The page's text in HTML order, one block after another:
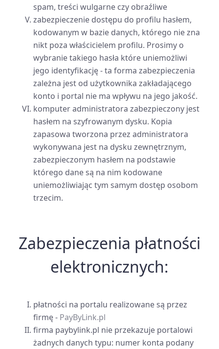
spam, treści wulgarne czy obraźliwe
zabezpieczenie dostępu do profilu hasłem,
kodowanym w bazie danych, którego nie zna
nikt poza właścicielem profilu. Prosimy o
wybranie takiego hasła które uniemożliwi
jego identyfikację - ta forma zabezpieczenia
zależna jest od użytkownika zakładającego
konto i portal nie ma wpływu na jego jakość.
komputer administratora zabezpieczony jest
hasłem na szyfrowanym dysku. Kopia
zapasowa tworzona przez administratora
wykonywana jest na dysku zewnętrznym,
zabezpieczonym hasłem na podstawie
którego dane są na nim kodowane
uniemożliwiając tym samym dostęp osobom
trzecim.
Zabezpieczenia płatności
elektronicznych:
płatności na portalu realizowane są przez
firmę - PayByLink.pl
firma paybylink.pl nie przekazuje portalowi
żadnych danych typu: numer konta podany